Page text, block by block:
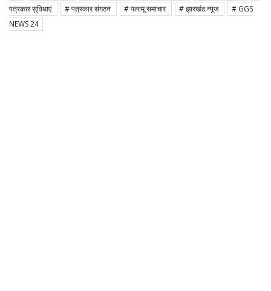
पत्रकार सुविधाएं
# पत्रकार संगठन # पलामू समाचार # झारखंड न्यूज
# GGS
NEWS 24